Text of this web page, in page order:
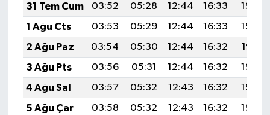
31 Tem Cum
03:52 05:28 12:44 16:33
19:49
1 Ağu Cts
03:53 05:29 12:44 16:33
19:48
2 Ağu Paz
03:54 05:30 12:44 16:32
19:47
3 Ağu Pts
03:56 05:31 12:44 16:32
19:46
4 Ağu Sal
03:57 05:32 12:43 16:32
19:45
5 Ağu Çar
03:58 05:32 12:43 16:32
19:44